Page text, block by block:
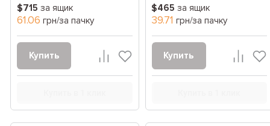
$715 за ящик
61.06 грн/за пачку
Купить
$465 за ящик
39.71 грн/за пачку
Купить